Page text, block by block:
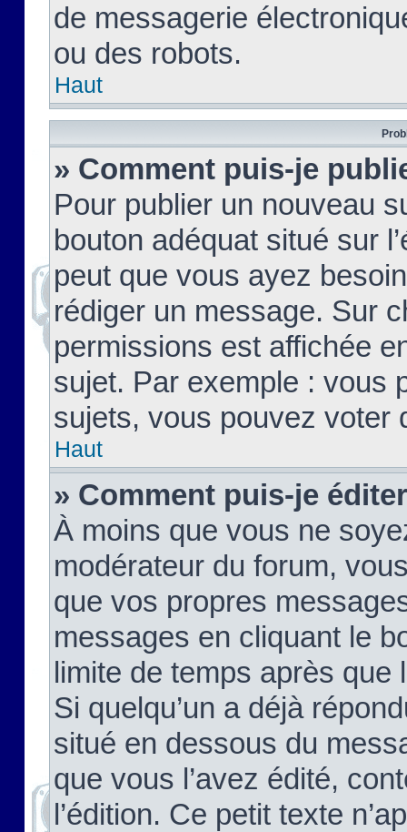
de messagerie
ou des robots.
Haut
» Comment puis-je
Pour publier un nouveau
bouton adéquat situé sur
peut que vous ayez
rédiger un message. Sur
permissions est affichée
sujet. Par exemple : vous
sujets, vous pouvez voter
Haut
» Comment puis-je
À moins que vous ne
modérateur du forum,
que vos propres
messages en cliquant le
limite de temps après que
Si quelqu’un a déjà
situé en dessous du
que vous l’avez édité,
l’édition. Ce petit texte